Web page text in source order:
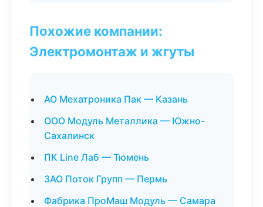
Похожие компании:
Электромонтаж и жгуты
АО Мехатроника Пак — Казань
ООО Модуль Металлика — Южно-
Сахалинск
ПК Line Лаб — Тюмень
ЗАО Поток Групп — Пермь
Фабрика ПроМаш Модуль — Самара